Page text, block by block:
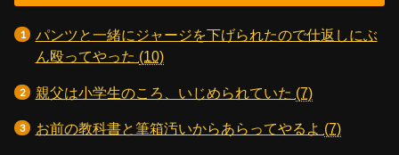
パンツと一緒にジャージを下げられたので仕返しにぶ
ん殴ってやった (10)
親父は小学生のころ、いじめられていた (7)
お前の教科書と筆箱汚いからあらってやるよ (7)